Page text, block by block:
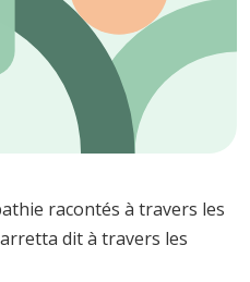
racontés à travers les
dit à travers les